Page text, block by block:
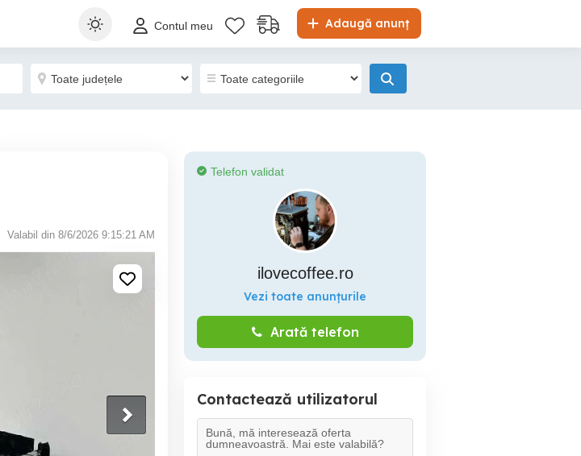
Adaugă anunț
Contul meu
Valabil din 8/6/2026 9:15:21 AM
Telefon validat
ilovecoffee.ro
Vezi toate anunțurile
Arată telefon
Contactează utilizatorul